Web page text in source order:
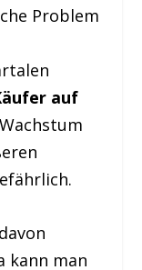
Problem
auf
kann man